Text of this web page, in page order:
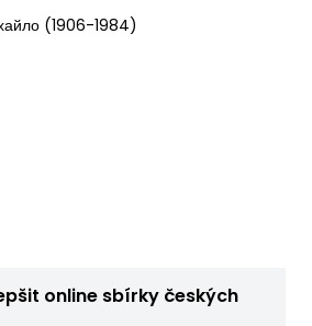
(1906-1984)
online sbírky českých